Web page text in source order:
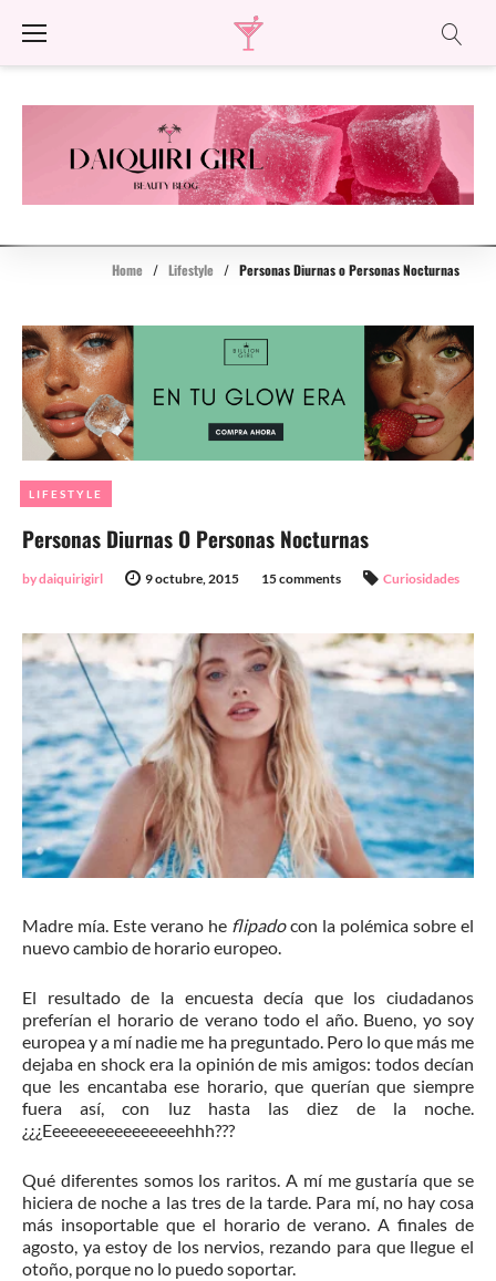
Home / Lifestyle / Personas Diurnas o Personas Nocturnas
Personas Diurnas O Personas Nocturnas
by daiquirigirl 9 octubre, 2015 15 comments
LIFESTYLE
Curiosidades
Madre mía. Este verano he flipadocon la polémica sobre el
nuevo cambio de horario europeo.
El resultado de la encuesta decía que los ciudadanos
preferían el horario de verano todo el año. Bueno, yo soy
europea y a mí nadie me ha preguntado. Pero lo que más me
dejaba en shock era la opinión de mis amigos: todos decían
que les encantaba ese horario, que querían que siempre
fuera así, con luz hasta las diez de la noche.
¿¿¿Eeeeeeeeeeeeeeeehhh???
Qué diferentes somos los raritos. A mí me gustaría que se
hiciera de noche a las tres de la tarde. Para mí, no hay cosa
más insoportable que el horario de verano. A finales de
agosto, ya estoy de los nervios, rezando para que llegue el
otoño, porque no lo puedo soportar.